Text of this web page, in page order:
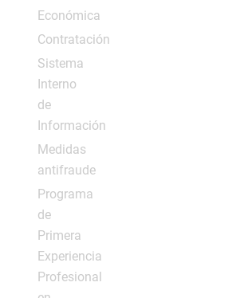
Económica
Contratación
Sistema
Interno
de
Información
Medidas
antifraude
Programa
de
Primera
Experiencia
Profesional